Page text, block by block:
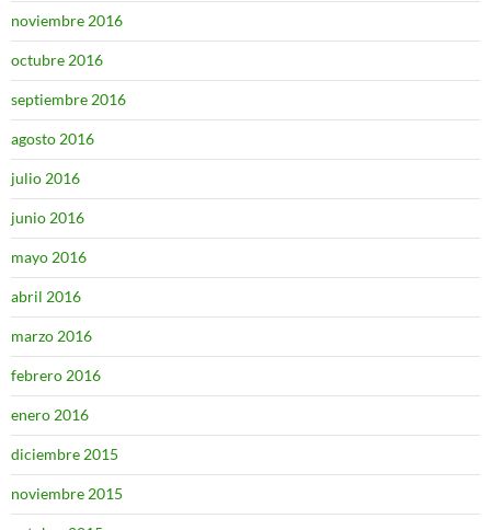
noviembre 2016
octubre 2016
septiembre 2016
agosto 2016
julio 2016
junio 2016
mayo 2016
abril 2016
marzo 2016
febrero 2016
enero 2016
diciembre 2015
noviembre 2015